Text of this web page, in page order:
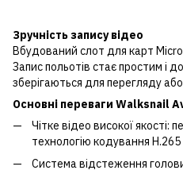
Зручність запису відео
Вбудований слот для карт
Запис польотів стає простим і
зберігаються для перегляду або
Основні переваги Walksnail
Чітке відео високої якості:
технологію кодування
Система відстеження